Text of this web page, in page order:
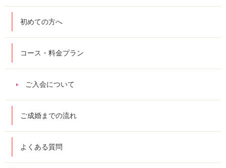
初めての方へ
コース・料金プラン
ご入会について
ご成婚までの流れ
よくある質問